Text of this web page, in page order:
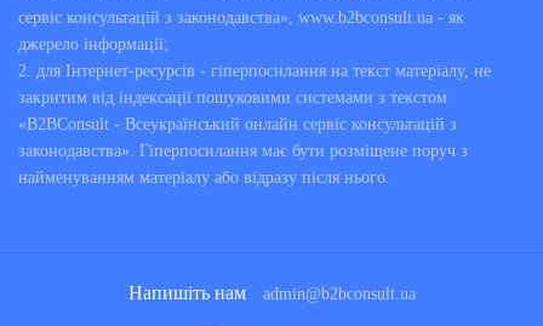
сервіс консультацій з законодавства», www.b2bconsult.ua - як
джерело інформації;
2. для Інтернет-ресурсів - гіперпосилання на текст матеріалу, не
закритим від індексації пошуковими системами з текстом
«B2BConsult - Всеукраїнський онлайн сервіс консультацій з
законодавства». Гіперпосилання має бути розміщене поруч з
найменуванням матеріалу або відразу після нього.
Напишіть нам admin@b2bconsult.ua